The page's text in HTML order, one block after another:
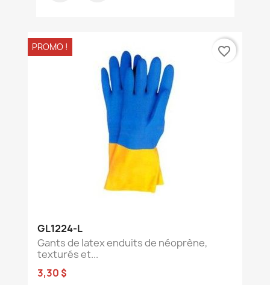
GL1224-L
Gants de latex enduits de néoprène,
texturés et...
3,30 $
PROMO ! favorite_border